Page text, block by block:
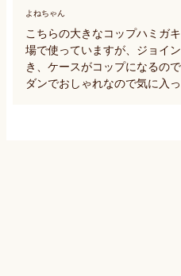
よねちゃん
こちらの大きなコップハミガ
場で使っていますが、ジョイ
き、ケースがコップになるの
ダンでおしゃれなので気に入っ